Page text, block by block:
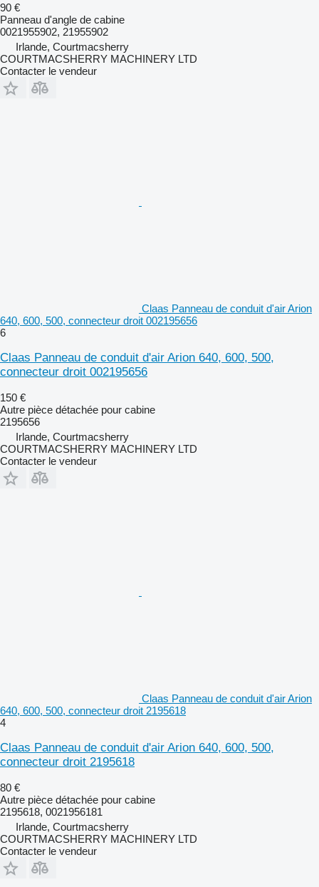
90 €
Panneau d'angle de cabine
0021955902, 21955902
Irlande, Courtmacsherry
COURTMACSHERRY MACHINERY LTD
Contacter le vendeur
Claas Panneau de conduit d'air Arion
640, 600, 500, connecteur droit 002195656
6
Claas Panneau de conduit d'air Arion 640, 600, 500,
connecteur droit 002195656
150 €
Autre pièce détachée pour cabine
2195656
Irlande, Courtmacsherry
COURTMACSHERRY MACHINERY LTD
Contacter le vendeur
Claas Panneau de conduit d'air Arion
640, 600, 500, connecteur droit 2195618
4
Claas Panneau de conduit d'air Arion 640, 600, 500,
connecteur droit 2195618
80 €
Autre pièce détachée pour cabine
2195618, 0021956181
Irlande, Courtmacsherry
COURTMACSHERRY MACHINERY LTD
Contacter le vendeur